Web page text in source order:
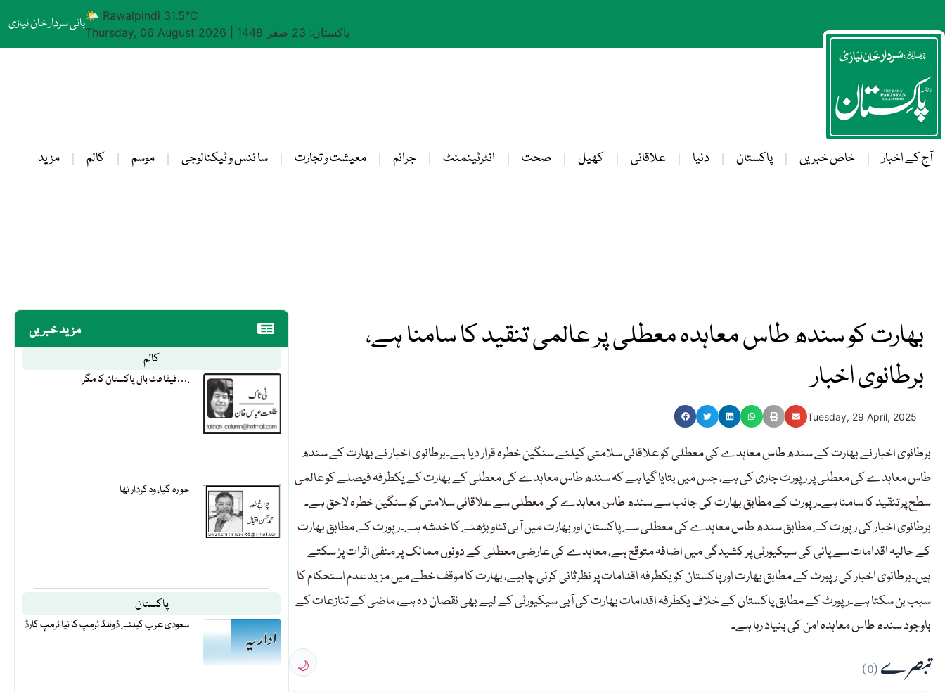
بانی سردار خان نیازی🌤 Rawalpindi 31.5°C
Thursday, 06 August 2026
پاکستان: 23 صفر 1448
آج کے اخبار خاص خبریں پاکستان دنیا علاقائی کھیل صحت انٹرٹینمنٹ جرائم معیشت و تجارت سا ئنس و ٹیکنالوجی موسم کالم مزید
مزید خبریں
کالم
فیفا فٹ بال پاکستان کا مگر….
جو رہ گیا، وہ کردار تھا
پاکستان
سعودی عرب کیلئے ڈونلڈ ٹرمپ کا نیا ٹرمپ کارڈ
بھارت کو سندھ طاس معاہدہ معطلی پر عالمی تنقید کا سامنا ہے،
برطانوی اخبار
Tuesday, 29 April, 2025
برطانوی اخبار نے بھارت کے سندھ طاس معاہدے کی معطلی کو علاقائی سلامتی کیلئے سنگین خطرہ قرار دیا ہے۔برطانوی اخبار نے بھارت کے سندھ
طاس معاہدے کی معطلی پر رپورٹ جاری کی ہے، جس میں بتایا گیا ہے کہ سندھ طاس معاہدے کی معطلی کے بھارت کے یکطرفہ فیصلے کو عالمی
سطح پرتنقید کا سامنا ہے۔رپورٹ کے مطابق بھارت کی جانب سے سندھ طاس معاہدے کی معطلی سے علاقائی سلامتی کو سنگین خطرہ لاحق ہے۔
برطانوی اخبار کی رپورٹ کے مطابق سندھ طاس معاہدے کی معطلی سے پاکستان اور بھارت میں آبی تناو بڑھنے کا خدشہ ہے۔رپورٹ کے مطابق بھارت
کے حالیہ اقدامات سے پانی کی سیکیورٹی پر کشیدگی میں اضافہ متوقع ہے، معاہدے کی عارضی معطلی کے دونوں ممالک پر منفی اثرات پڑ سکتے
ہیں۔برطانوی اخبار کی رپورٹ کے مطابق بھارت اور پاکستان کو یکطرفہ اقدامات پر نظرثانی کرنی چاہیے، بھارت کا موقف خطے میں مزید عدم استحکام کا
سبب بن سکتا ہے۔رپورٹ کے مطابق پاکستان کے خلاف یکطرفہ اقدامات بھارت کی آبی سیکیورٹی کے لیے بھی نقصان دہ ہے، ماضی کے تنازعات کے
باوجود سندھ طاس معاہدہ امن کی بنیاد رہا ہے۔
تبصرے(0)
🌙